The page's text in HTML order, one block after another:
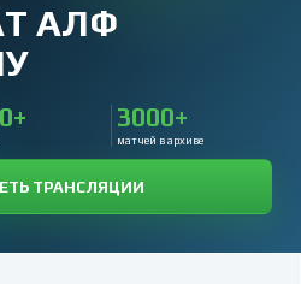
АЛФ
3000+
матчей в архиве
ТРАНСЛЯЦИИ